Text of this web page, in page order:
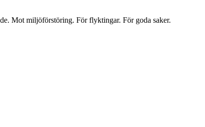
Mot miljöförstöring. För flyktingar. För goda saker.